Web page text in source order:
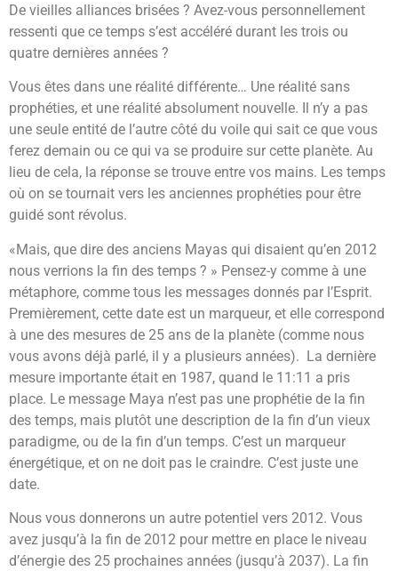
De vieilles alliances brisées ? Avez-vous personnellement
ressenti que ce temps s’est accéléré durant les trois ou
quatre dernières années ?
Vous êtes dans une réalité différente… Une réalité sans
prophéties, et une réalité absolument nouvelle. Il n’y a pas
une seule entité de l’autre côté du voile qui sait ce que vous
ferez demain ou ce qui va se produire sur cette planète. Au
lieu de cela, la réponse se trouve entre vos mains. Les temps
où on se tournait vers les anciennes prophéties pour être
guidé sont révolus.
«Mais, que dire des anciens Mayas qui disaient qu’en 2012
nous verrions la fin des temps ? » Pensez-y comme à une
métaphore, comme tous les messages donnés par l’Esprit.
Premièrement, cette date est un marqueur, et elle correspond
à une des mesures de 25 ans de la planète (comme nous
vous avons déjà parlé, il y a plusieurs années). La dernière
mesure importante était en 1987, quand le 11:11 a pris
place. Le message Maya n’est pas une prophétie de la fin
des temps, mais plutôt une description de la fin d’un vieux
paradigme, ou de la fin d’un temps. C’est un marqueur
énergétique, et on ne doit pas le craindre. C’est juste une
date.
Nous vous donnerons un autre potentiel vers 2012. Vous
avez jusqu’à la fin de 2012 pour mettre en place le niveau
d’énergie des 25 prochaines années (jusqu’à 2037). La fin